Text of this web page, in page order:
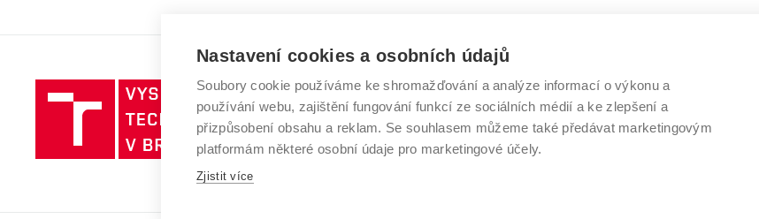
Vysoké
učení
technické
v
VYSOKÉ UČENÍ TECHNICKÉ V BRNĚ
Antonínská 548/1
602 00 Brno
www.vut.cz
Nastavení cookies a osobních údajů
Soubory cookie používáme ke shromažďování a analýze informací o výkonu a
používání webu, zajištění fungování funkcí ze sociálních médií a ke zlepšení a
přizpůsobení obsahu a reklam. Se souhlasem můžeme také předávat marketingovým
platformám některé osobní údaje pro marketingové účely.
Zjistit více